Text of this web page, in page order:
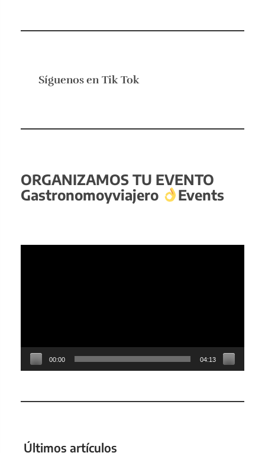
Síguenos en Tik Tok
ORGANIZAMOS TU EVENTO
Gastronomoyviajero
Events
00:00 04:13
Últimos artículos